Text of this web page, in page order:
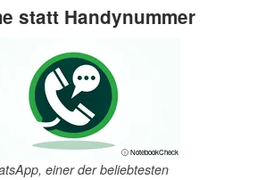
statt Handynummer
ⓘ NotebookCheck
einer der beliebtesten